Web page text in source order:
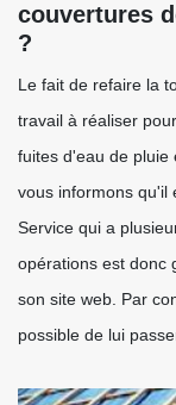
couvertures
?
Le fait de refaire la
travail à réaliser
fuites d'eau de pluie
vous informons qu'il
Service qui a
opérations est donc
son site web. Par
possible de lui